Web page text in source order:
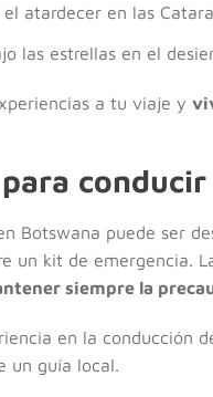
atardecer en las
las estrellas en el
a tu viaje y
Botswana puede ser
un kit de emergencia.
siempre la
en la conducción
un guía local.